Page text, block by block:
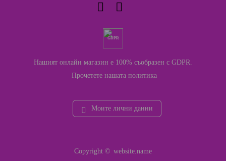
GDPR
Нашият онлайн магазин е 100% съобразен с GDPR.
Прочетете нашата политика
Моите лични данни
Copyright © website.name